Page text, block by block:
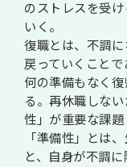
のストレスを受
いく。
復職とは、不調
戻っていくことで
何の準備もなく
る。再休職しな
性」が重要な課題
「準備性」とは
と、自身が不調